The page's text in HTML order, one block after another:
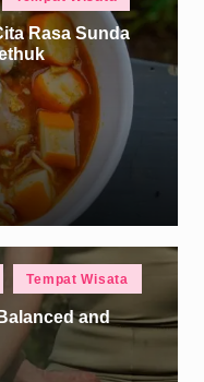
Rasa Sunda
Tempat Wisata
and